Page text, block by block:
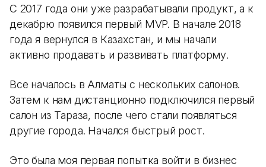
С 2017 года они уже разрабатывали продукт, а к
декабрю появился первый MVP. В начале 2018
года я вернулся в Казахстан, и мы начали
активно продавать и развивать платформу.
Все началось в Алматы с нескольких салонов.
Затем к нам дистанционно подключился первый
салон из Тараза, после чего стали появляться
другие города. Начался быстрый рост.
Это была моя первая попытка войти в бизнес